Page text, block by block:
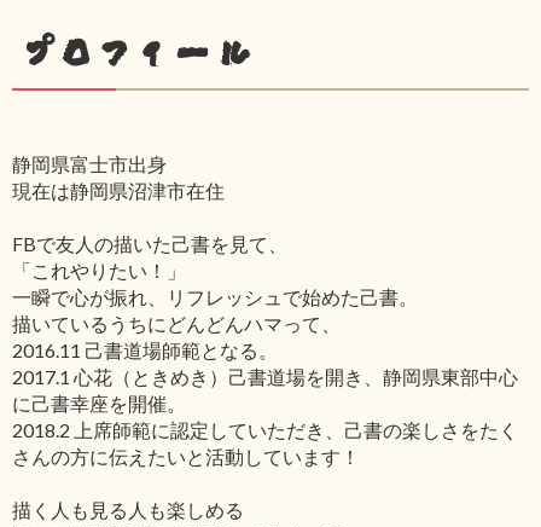
プロフィール
静岡県富士市出身
現在は静岡県沼津市在住
FBで友人の描いた己書を見て、
「これやりたい！」
一瞬で心が振れ、リフレッシュで始めた己書。
描いているうちにどんどんハマって、
2016.11 己書道場師範となる。
2017.1 心花（ときめき）己書道場を開き、静岡県東部中心
に己書幸座を開催。
2018.2 上席師範に認定していただき、己書の楽しさをたく
さんの方に伝えたいと活動しています！
描く人も見る人も楽しめる